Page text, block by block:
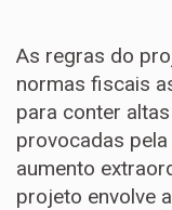
As regras do
normas fiscais
para conter
provocadas
aumento
projeto envolve